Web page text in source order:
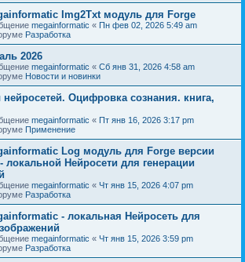
Img2Txt модуль для Forge
megainformatic « Пн фев 02, 2026 5:49 am
Разработка
2026
megainformatic « Сб янв 31, 2026 4:58 am
Новости и новинки
нейросетей. Оцифровка сознания. книга,
megainformatic « Пт янв 16, 2026 3:17 pm
Применение
Log модуль для Forge версии
локальной Нейросети для генерации
megainformatic « Чт янв 15, 2026 4:07 pm
Разработка
- локальная Нейросеть для
megainformatic « Чт янв 15, 2026 3:59 pm
Разработка